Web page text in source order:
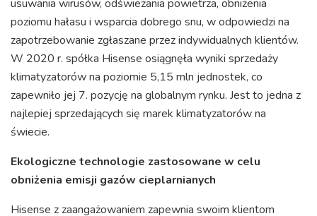
usuwania wirusów, odświeżania powietrza, obniżenia
poziomu hałasu i wsparcia dobrego snu, w odpowiedzi na
zapotrzebowanie zgłaszane przez indywidualnych klientów.
W 2020 r. spółka Hisense osiągnęła wyniki sprzedaży
klimatyzatorów na poziomie 5,15 mln jednostek, co
zapewniło jej 7. pozycję na globalnym rynku. Jest to jedna z
najlepiej sprzedających się marek klimatyzatorów na
świecie.
Ekologiczne technologie zastosowane w celu
obniżenia emisji gazów cieplarnianych
Hisense z zaangażowaniem zapewnia swoim klientom